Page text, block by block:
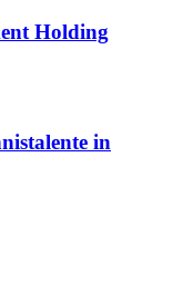
Holding
in